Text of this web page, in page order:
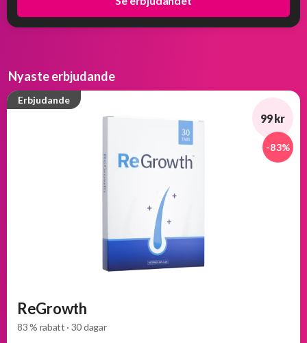
Nyaste erbjudande
-83%
Erbjudande
ReGrowth
83 % rabatt · 30 dagar
99 kr